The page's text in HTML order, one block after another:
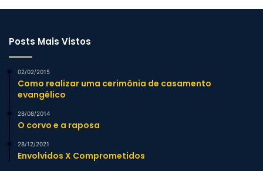
Posts Mais Vistos
02/02/2015
Como realizar uma cerimônia de casamento
evangélico
28/08/2014
O corvo e a raposa
28/12/2021
Envolvidos X Comprometidos